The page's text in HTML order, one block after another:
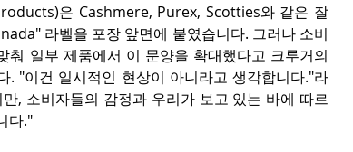
은 Cashmere, Purex, Scotties와 같은 잘
라벨을 포장 앞면에 붙였습니다. 그러나 소비
일부 제품에서 이 문양을 확대했다고 크루거의
. "이건 일시적인 현상이 아니라고 생각합니다."라
, 소비자들의 감정과 우리가 보고 있는 바에 따르
다."